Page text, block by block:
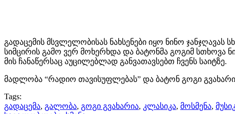
გადაცემის მსვლელობისას ნახსენები იყო ნინო ჯანჯღავას
სიმცირის გამო ვერ მოხერხდა და ბატონმა გოგიმ სთხოვა
მის ჩანაწერსაც აუცილებლად განვათავსებთ ჩვენს საიტზე.
მადლობა “რადიო თავისუფლებას” და ბატონ გოგი
Tags:
გადაცემა, გალობა, გოგი გვახარია, კლასიკა, მოსმენა,